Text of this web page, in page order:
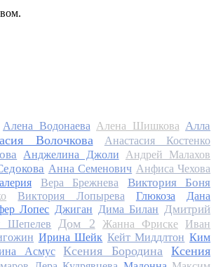
Алена Водонаева Алена Шишкова Алла
Волочкова Анастасия Костенко
Анджелина Джоли
Андрей Малахов
Анна Семенович Анфиса Чехова
Вера Брежнева Виктория Боня
Виктория Лопырева Глюкоза
Дана
Лопес Джиган Дима Билан
Дмитрий
Шепелев Дом 2 Жанна Фриске
Иван
Ирина Шейк Кейт Миддлтон Ким
Асмус Ксения Бородина
Ксения